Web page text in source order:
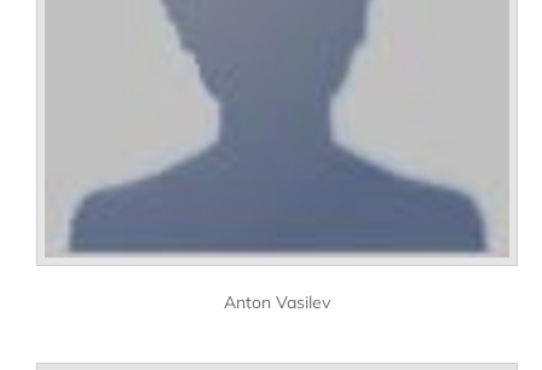
Anton Vasilev